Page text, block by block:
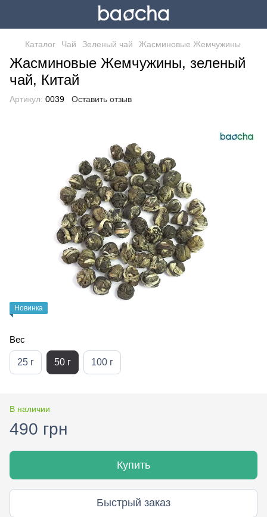
Каталог Чай Зеленый чай Жасминовые Жемчужины
Жасминовые Жемчужины, зеленый
чай, Китай
Артикул: 0039 Оставить отзыв
Новинка
Вес
25 г 50 г 100 г
В наличии
490 грн
Купить
Быстрый заказ